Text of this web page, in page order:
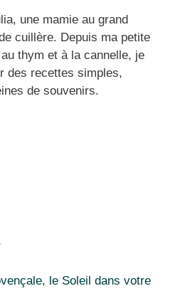
une mamie au grand
cuillère. Depuis ma petite
thym et à la cannelle, je
des recettes simples,
de souvenirs.
le Soleil dans votre